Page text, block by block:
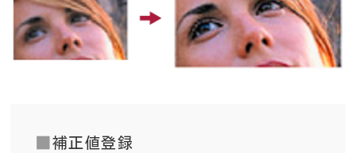
■補正値登録